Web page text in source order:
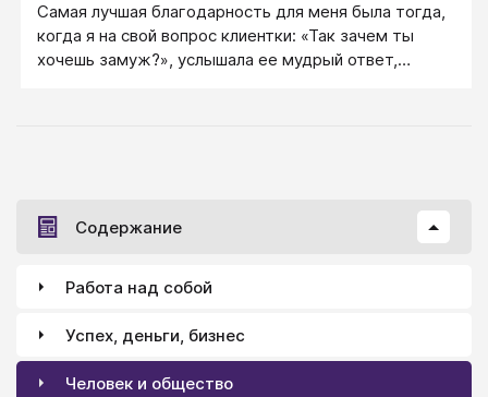
мужчину своей энергией, а мужчина превращает
эту энергию в энергию процветания, успеха и
богатства. Поэтому и говорят, что когда мужчина
Самая лучшая благодарность для меня была тогда,
когда я на свой вопрос клиентки: «Так зачем ты
хочешь замуж?», услышала ее мудрый ответ,
Содержание
Работа над собой
Успех, деньги, бизнес
Человек и общество